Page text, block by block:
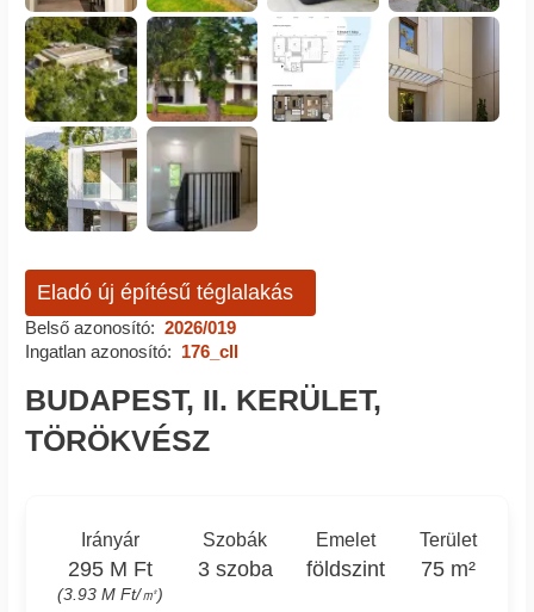
Eladó új építésű téglalakás
Belső azonosító: 2026/019
Ingatlan azonosító: 176_cll
BUDAPEST, II. KERÜLET,
TÖRÖKVÉSZ
Irányár
295 M Ft
(3.93 M Ft/㎡)
Szobák
3 szoba
Emelet
földszint
Terület
75 m²